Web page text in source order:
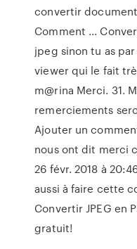
convertir
Comment ...
jpeg sinon tu as
viewer qui le fait
m@rina Merci. 31.
remerciements
Ajouter un
nous ont dit merci
26 févr. 2018 à
aussi à faire cette
Convertir JPEG en
gratuit!